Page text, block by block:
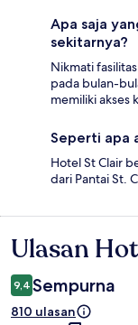
Apa saja
sekitarnya?
Nikmati
pada bulan-
memiliki akses
Seperti apa
Hotel St Clair
dari Pantai St.
Ulasan
Ulasan
9,4 Sempurna
810 ulasan